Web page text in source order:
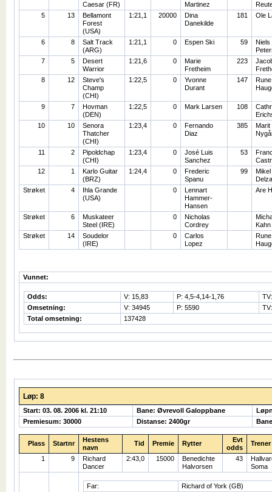
Caesar (FR)
Martinez
5
13
Bellamont
Forest
(USA)
1:21,1 20000
Dina
Danekilde
181 Ole
6 8
Salt Track
(ARG)
1:21,1 0 Espen Ski 59
Niels
7
5
Desert
Warrior
1:21,6 0
Marie
Fretheim
223
8
12
Steve's
Champ
(CHI)
1:22,5 0
Yvonne
Durant
147
Rune
9 7
Hovman
(DEN)
1:22,5 0 Mark Larsen 108
10
10
Senora
Thatcher
(CHI)
1:23,4 0
Fernando
Diaz
385
Marit
11 2
Pipoldchap
(CHI)
1:23,4 0
José Luis
Sanchez
53
12
1
Karlo Guitar
(BRZ)
1:24,4 0
Frederic
Spanu
99
Mikel
Strøket
4
Ihla Grande
(USA)
0
Lennart
Hammer-
Hansen
Are
Strøket 6
Muskateer
Steel (IRE)
0
Nicholas
Cordrey
Kahn
Strøket
14
Soudelor
(IRE)
0
Carlos
Lopez
Rune
Vunnet:
Odds: V: 15,83 P: 4,5-4,14-1,76
Omsetning:
V: 34945 P: 5590
Total omsetning:
137428
Løp: 8
Start: 03. 08. 2006 kl. 21:10 Bane: Øvrevoll Galoppbane
Premiesum: 30000
Distanse: 2400gr
Plass Startnr
Hestens
navn
Tid Premie Rytter
Evt
odds
Trener
1 9
Richard
Dancer
2:43,0 15000
Benedichte
Halvorsen
43
Soma
Far:
Richard of York (GB)